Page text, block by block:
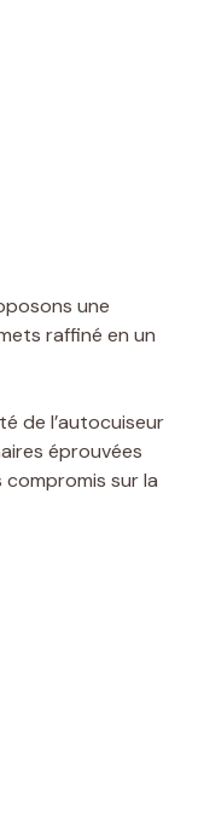
une
raffiné en un
de l’autocuiseur
éprouvées
sur la